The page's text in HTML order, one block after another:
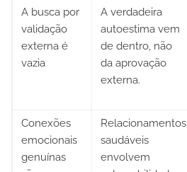
A busca por
validação
externa é
vazia
A verdadeira
autoestima vem
de dentro, não
da aprovação
externa.
Conexões
emocionais
genuínas
Relacionamentos
saudáveis
envolvem